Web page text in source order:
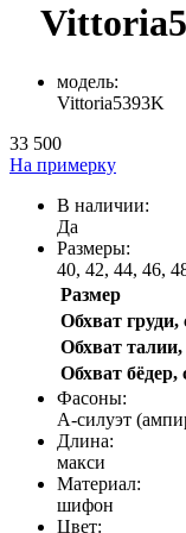
модель:
Vittoria5393K
33 500
На примерку
В наличии:
Да
Размеры:
40, 42, 44, 46,
Размер
Обхват груди,
Обхват
Обхват бёдер,
Фасоны:
А-силуэт
Длина:
макси
Материал:
шифон
Цвет: